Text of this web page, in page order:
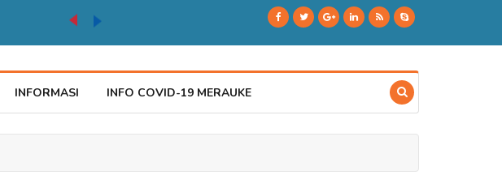
INFORMASI INFO COVID-19 MERAUKE